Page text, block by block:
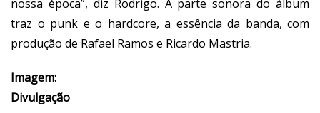
nossa época”, diz Rodrigo. A parte sonora do álbum
traz o punk e o hardcore, a essência da banda, com
produção de Rafael Ramos e Ricardo Mastria.
Imagem:
Divulgação